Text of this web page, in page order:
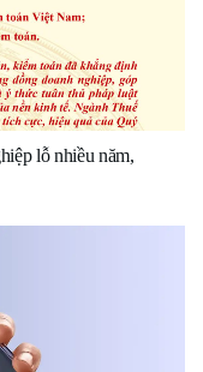
lỗ nhiều năm,